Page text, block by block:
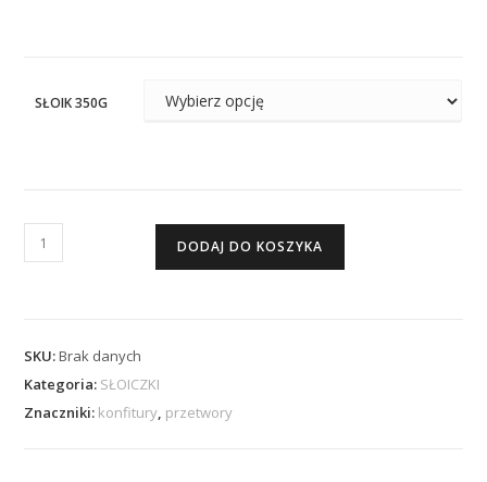
SŁOIK 350G
ilość
CZARNA
CASSISEM
DODAJ DO KOSZYKA
SKU:Brak danych
Kategoria: SŁOICZKI
Znaczniki: konfitury, przetwory